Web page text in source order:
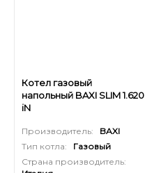
Котел газовый
напольный BAXI SLIM 1.620
iN
Производитель:
BAXI
Тип котла:
Газовый
Страна производитель: